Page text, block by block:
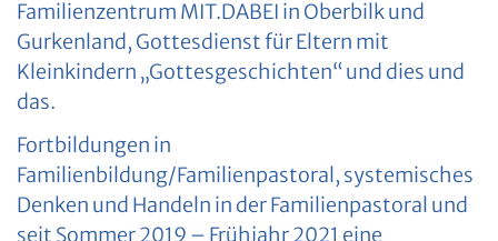
Familienzentrum MIT.DABEI in Oberbilk und
Gurkenland, Gottesdienst für Eltern mit
Kleinkindern „Gottesgeschichten“ und dies und
das.
Fortbildungen in
Familienbildung/Familienpastoral, systemisches
Denken und Handeln in der Familienpastoral und
seit Sommer 2019 – Frühjahr 2021 eine